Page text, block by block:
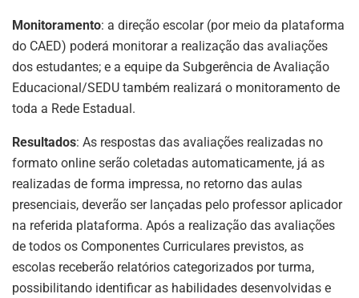
Monitoramento: a direção escolar (por meio da plataforma
do CAED) poderá monitorar a realização das avaliações
dos estudantes; e a equipe da Subgerência de Avaliação
Educacional/SEDU também realizará o monitoramento de
toda a Rede Estadual.
Resultados: As respostas das avaliações realizadas no
formato online serão coletadas automaticamente, já as
realizadas de forma impressa, no retorno das aulas
presenciais, deverão ser lançadas pelo professor aplicador
na referida plataforma. Após a realização das avaliações
de todos os Componentes Curriculares previstos, as
escolas receberão relatórios categorizados por turma,
possibilitando identificar as habilidades desenvolvidas e